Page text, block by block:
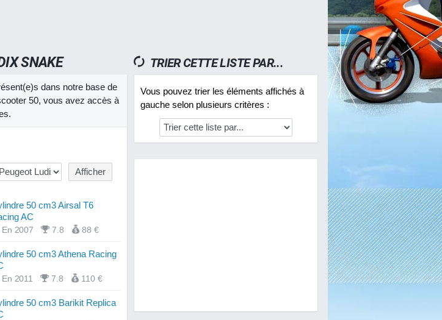
SNAKE
dans notre base de
50, vous avez accès à
50 cm3 Airsal T6
AC
En 2007 7.8 88 €
50 cm3 Athena Racing
En 2011 7.8 110 €
50 cm3 Barikit Replica
TRIER CETTE LISTE PAR...
Vous pouvez trier les éléments affichés à
gauche selon plusieurs critères :